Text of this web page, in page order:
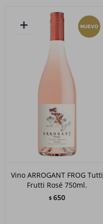
Vino ARROGANT FROG Tutti
Frutti Rosé 750ml.
$ 650